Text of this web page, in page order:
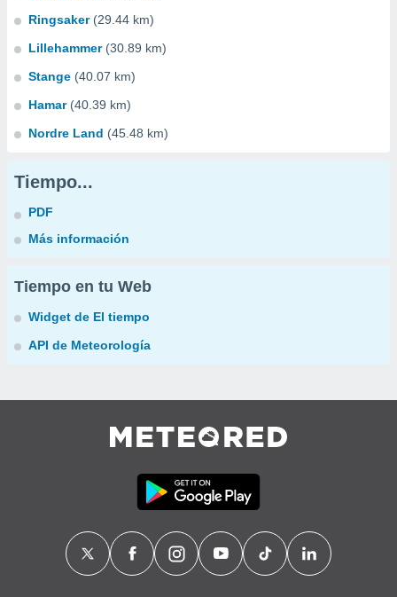
Ringsaker (29.44 km)
Lillehammer (30.89 km)
Stange (40.07 km)
Hamar (40.39 km)
Nordre Land (45.48 km)
Tiempo...
PDF
Más información
Tiempo en tu Web
Widget de El tiempo
API de Meteorología